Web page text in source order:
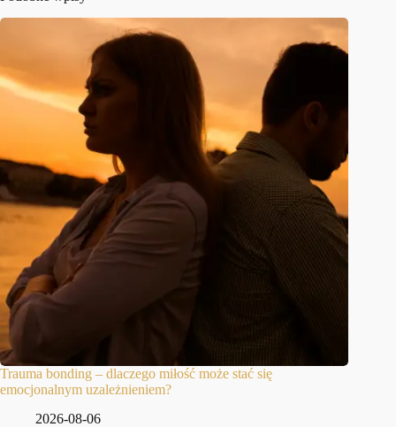
Trauma bonding – dlaczego miłość może stać się
emocjonalnym uzależnieniem?
2026-08-06